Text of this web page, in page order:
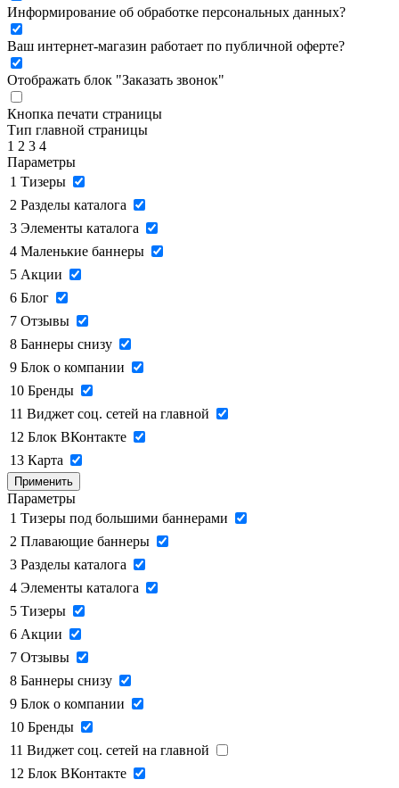
Информирование об обработке персональных данных?
Ваш интернет-магазин работает по публичной оферте?
Отображать блок "Заказать звонок"
Кнопка печати страницы
Тип главной страницы
1 2 3 4
Параметры
1 Тизеры
2 Разделы каталога
3 Элементы каталога
4 Маленькие баннеры
5 Акции
6 Блог
7 Отзывы
8 Баннеры снизу
9 Блок о компании
10 Бренды
11 Виджет соц. сетей на главной
12 Блок ВКонтакте
13 Карта
Применить
Параметры
1 Тизеры под большими баннерами
2 Плавающие баннеры
3 Разделы каталога
4 Элементы каталога
5 Тизеры
6 Акции
7 Отзывы
8 Баннеры снизу
9 Блок о компании
10 Бренды
11 Виджет соц. сетей на главной
12 Блок ВКонтакте